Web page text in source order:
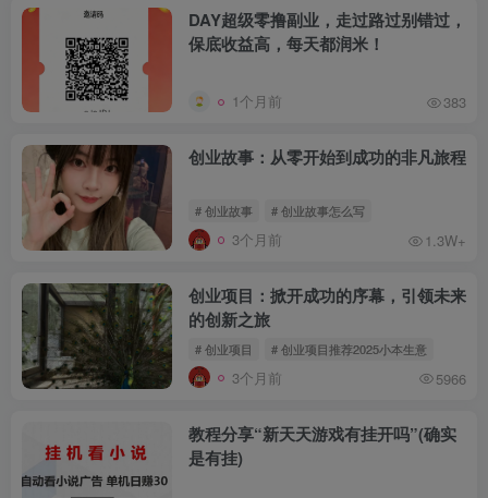
DAY超级零撸副业，走过路过别错过，
保底收益高，每天都润米！
1个月前 383
创业故事：从零开始到成功的非凡旅程
# 创业故事 # 创业故事怎么写
3个月前 1.3W+
创业项目：掀开成功的序幕，引领未来
的创新之旅
# 创业项目 # 创业项目推荐2025小本生意
3个月前 5966
教程分享“新天天游戏有挂开吗”(确实
是有挂)